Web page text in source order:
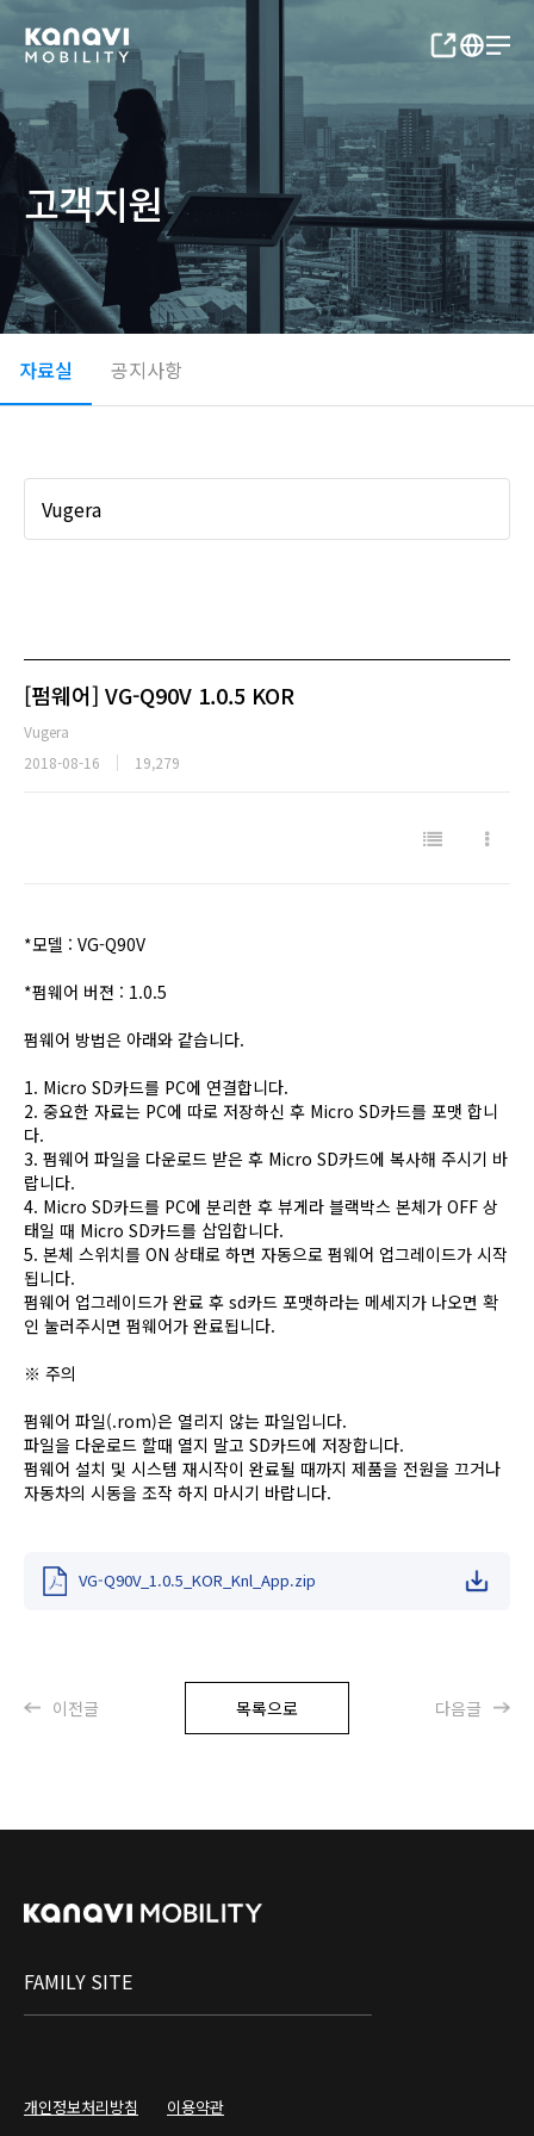
고객지원
자료실 공지사항
Vugera
[펌웨어] VG-Q90V 1.0.5 KOR
Vugera
2018-08-16
19,279
*모델 : VG-Q90V
*펌웨어 버젼 : 1.0.5
펌웨어 방법은 아래와 같습니다.
1. Micro SD카드를 PC에 연결합니다.
2. 중요한 자료는 PC에 따로 저장하신 후 Micro SD카드를 포맷 합니
다.
3. 펌웨어 파일을 다운로드 받은 후 Micro SD카드에 복사해 주시기 바
랍니다.
4. Micro SD카드를 PC에 분리한 후 뷰게라 블랙박스 본체가 OFF 상
태일 때 Micro SD카드를 삽입합니다.
5. 본체 스위치를 ON 상태로 하면 자동으로 펌웨어 업그레이드가 시작
됩니다.
펌웨어 업그레이드가 완료 후 sd카드 포맷하라는 메세지가 나오면 확
인 눌러주시면 펌웨어가 완료됩니다.
※ 주의
펌웨어 파일(.rom)은 열리지 않는 파일입니다.
파일을 다운로드 할때 열지 말고 SD카드에 저장합니다.
펌웨어 설치 및 시스템 재시작이 완료될 때까지 제품을 전원을 끄거나
자동차의 시동을 조작 하지 마시기 바랍니다.
VG-Q90V_1.0.5_KOR_Knl_App.zip
이전글 목록으로 다음글
FAMILY SITE
개인정보처리방침 이용약관